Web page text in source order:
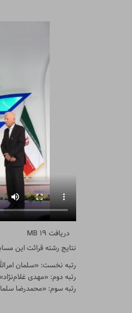
دریافت 19 MB
نتایج رشته قرائت این
رتبه نخست: «سلمان
رتبه دوم: «مهدی غلام‌نژاد»
رتبه سوم: «محمدرضا